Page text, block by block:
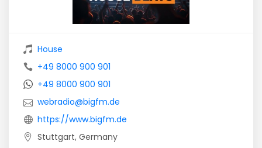
House
+49 8000 900 901
+49 8000 900 901
webradio@bigfm.de
https://www.bigfm.de
Stuttgart, Germany